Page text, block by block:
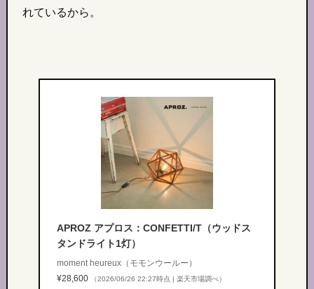
れているから。
APROZ アプロス：CONFETTI/T（ウッドス
タンドライト1灯）
moment heureux（モモンウールー）
¥28,600
（2026/06/26 22:27時点 | 楽天市場調べ）